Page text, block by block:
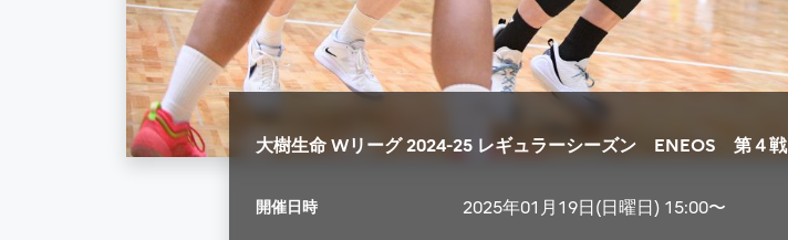
大樹生命 Wリーグ 2024-25 レギュラーシーズン ENEOS 第４戦
開催日時 2025年01月19日(日曜日) 15:00〜